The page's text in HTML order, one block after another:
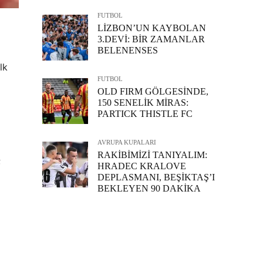
FUTBOL
LİZBON’UN KAYBOLAN
3.DEVİ: BİR ZAMANLAR
BELENENSES
FUTBOL
OLD FIRM GÖLGESİNDE,
150 SENELİK MİRAS:
PARTICK THISTLE FC
AVRUPA KUPALARI
RAKİBİMİZİ TANIYALIM:
HRADEC KRALOVE
DEPLASMANI, BEŞİKTAŞ’I
BEKLEYEN 90 DAKİKA